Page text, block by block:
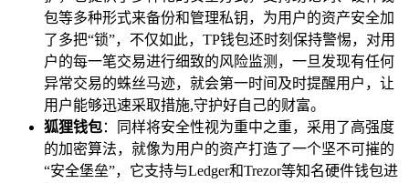
包等多种形式来备份和管理私钥，为用户的资产安全加
了多把“锁”，不仅如此，TP钱包还时刻保持警惕，对用
户的每一笔交易进行细致的风险监测，一旦发现有任何
异常交易的蛛丝马迹，就会第一时间及时提醒用户，让
用户能够迅速采取措施,守护好自己的财富。
狐狸钱包：同样将安全性视为重中之重，采用了高强度
的加密算法，就像为用户的资产打造了一个坚不可摧的
“安全堡垒”，它支持与Ledger和Trezor等知名硬件钱包进